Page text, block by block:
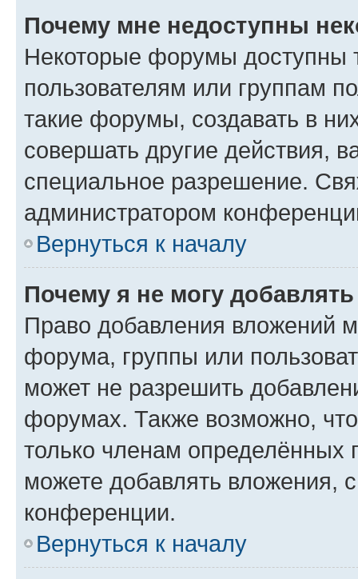
Почему мне недоступны
Некоторые форумы доступны
пользователям или группам
такие форумы, создавать в
совершать другие действия,
специальное разрешение.
администратором
Вернуться к началу
Почему я не могу
Право добавления вложений
форума, группы или
может не разрешить
форумах. Также возможно,
только членам определённых
можете добавлять вложения,
конференции.
Вернуться к началу